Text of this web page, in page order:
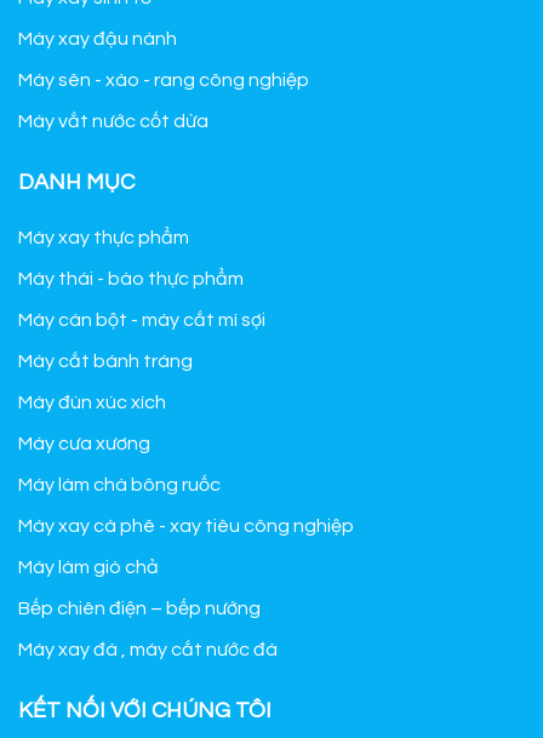
Máy xay đậu nành
Máy sên - xào - rang công nghiệp
Máy vắt nước cốt dừa
DANH MỤC
Máy xay thực phẩm
Máy thái - bào thực phẩm
Máy cán bột - máy cắt mì sợi
Máy cắt bánh tráng
Máy đùn xúc xích
Máy cưa xương
Máy làm chà bông ruốc
Máy xay cà phê - xay tiêu công nghiệp
Máy làm giò chả
Bếp chiên điện – bếp nướng
Máy xay đá , máy cắt nước đá
KẾT NỐI VỚI CHÚNG TÔI